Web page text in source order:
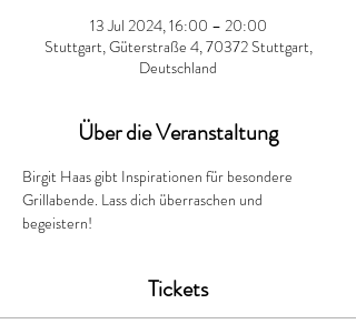
13 Jul 2024, 16:00 – 20:00
Stuttgart, Güterstraße 4, 70372 Stuttgart,
Deutschland
Über die Veranstaltung
Birgit Haas gibt Inspirationen für besondere
Grillabende. Lass dich überraschen und
begeistern!
Tickets